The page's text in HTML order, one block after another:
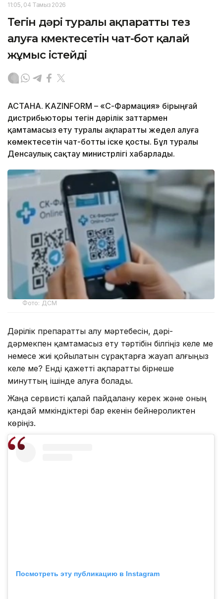
11:05, 04 Тамыз 2026
Тегін дәрі туралы ақпаратты тез
алуға көмектесетін чат-бот қалай
жұмыс істейді
АСТАНА. KAZINFORM – «СҚ-Фармация» бірыңғай
дистрибьюторы тегін дәрілік заттармен
қамтамасыз ету туралы ақпаратты жедел алуға
көмектесетін чат-ботты іске қосты. Бұл туралы
Денсаулық сақтау министрлігі хабарлады.
Фото: ДСМ
Дәрілік препаратты алу мәртебесін, дәрі-
дәрмекпен қамтамасыз ету тәртібін білгіңіз келе ме
немесе жиі қойылатын сұрақтарға жауап алғыңыз
келе ме? Енді қажетті ақпаратты бірнеше
минуттың ішінде алуға болады.
Жаңа сервисті қалай пайдалану керек және оның
қандай мүмкіндіктері бар екенін бейнероликтен
көріңіз.
Посмотреть эту публикацию в Instagram